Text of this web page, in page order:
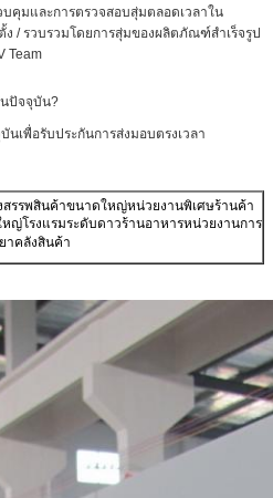
คุมและการตรวจสอบสุ่มตลอดเวลาใน
/ รวบรวมโดยการสุ่มของผลิตภัณฑ์สำเร็จรูป
Team
ปัจจุบัน?
เพื่อรับประกันการส่งมอบตรงเวลา
สรรพสินค้าขนาดใหญ่หน่วยงานพิเศษร้านค้า
ญ่โรงแรมระดับดาวร้านอาหารหน่วยงานการ
าคลังสินค้า